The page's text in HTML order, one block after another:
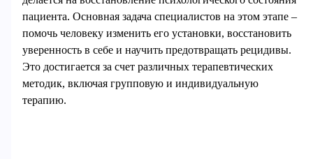
пациента. Основная задача специалистов на этом этапе –
помочь человеку изменить его установки, восстановить
уверенность в себе и научить предотвращать рецидивы.
Это достигается за счет различных терапевтических
методик, включая групповую и индивидуальную
терапию.